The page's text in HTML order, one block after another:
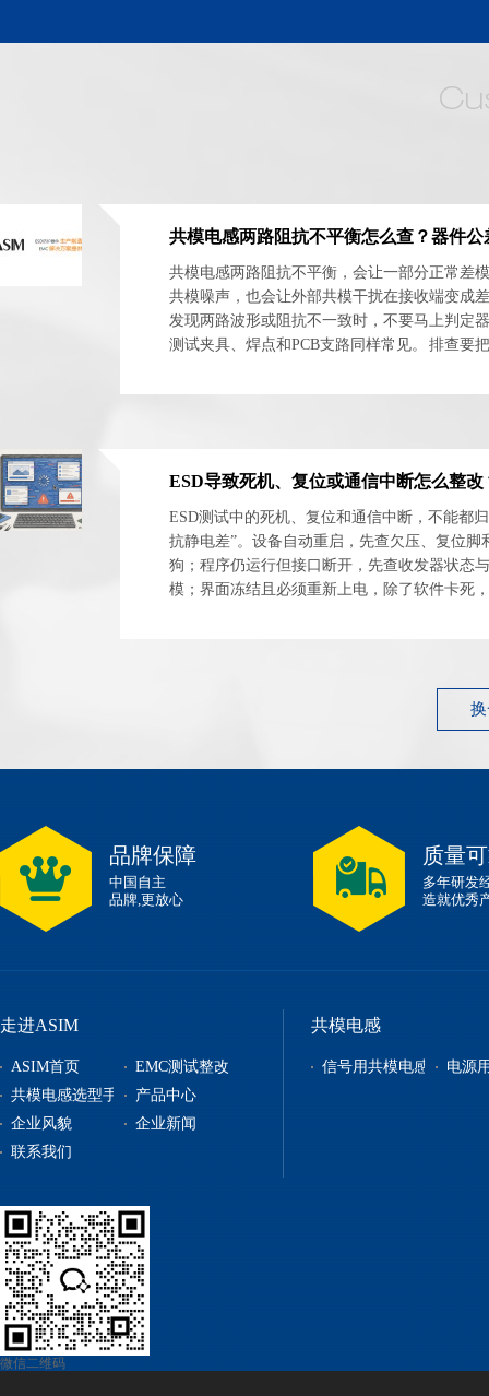
共模电感两路阻抗不平衡，会让一部分正常差
共模噪声，也会让外部共模干扰在接收端变成
发现两路波形或阻抗不一致时，不要马上判定
测试夹具、焊点和PCB支路同样常见。 排查要
ESD测试中的死机、复位和通信中断，不能都
抗静电差”。设备自动重启，先查欠压、复位脚
狗；程序仍运行但接口断开，先查收发器状态
模；界面冻结且必须重新上电，除了软件卡死
品牌保障
中国自主
品牌,更放心
质量
多年研发
造就优秀
走进ASIM
ASIM首页
EMC测试整改
共模电感选型手册 产品中心
信号用共模电感
企业风貌
企业新闻
联系我们
共模电感
信号用共模电感 电源
微信二维码